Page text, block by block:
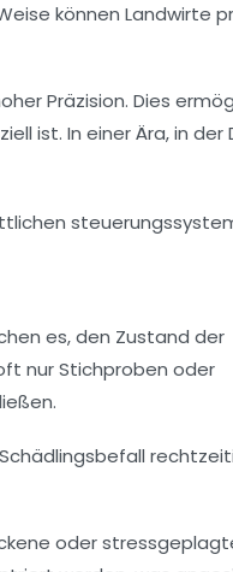
können Landwirte
Präzision. Dies
ist. In einer Ära, in der
es, den Zustand der
nur Stichproben oder
oder